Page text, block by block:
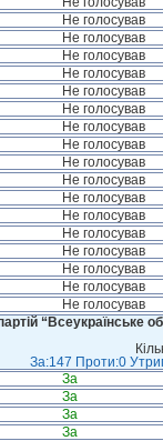
Не голосував
Не голосував
Не голосував
Не голосував
Не голосував
Не голосував
Не голосував
Не голосував
Не голосував
Не голосував
Не голосував
Не голосував
Не голосував
Не голосував
Не голосував
Не голосував
Не голосував
“Всеукраїнське
За:147 Проти:0
За
За
За
За